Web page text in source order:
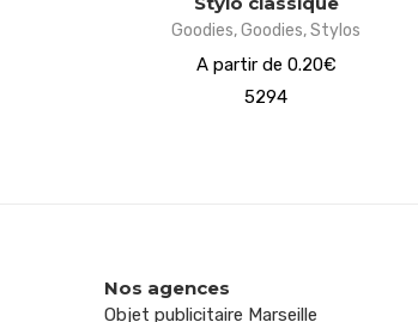
Goodies,Goodies,Stylos
A partir de 0.20€
5294
Nos agences
Objet publicitaire Marseille